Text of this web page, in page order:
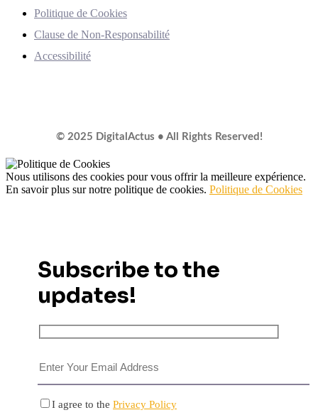
Politique de Cookies
Clause de Non-Responsabilité
Accessibilité
© 2025 DigitalActus • All Rights Reserved!
Nous utilisons des cookies pour vous offrir la meilleure expérience.
En savoir plus sur notre politique de cookies. Politique de Cookies
Subscribe to the
updates!
I agree to the Privacy Policy